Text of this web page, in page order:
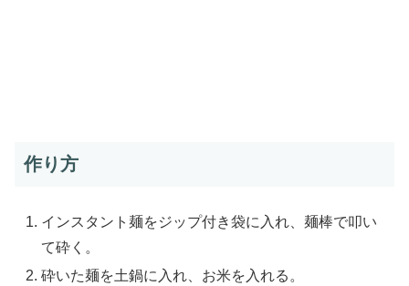
作り方
インスタント麺をジップ付き袋に入れ、麺棒で叩い
て砕く。
砕いた麺を土鍋に入れ、お米を入れる。